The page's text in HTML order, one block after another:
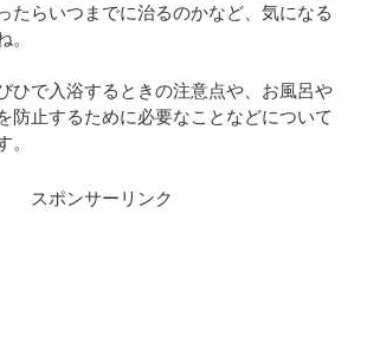
たらいつまでに治るのかなど、気になる
。
ひで入浴するときの注意点や、お風呂や
防止するために必要なことなどについて
。
スポンサーリンク